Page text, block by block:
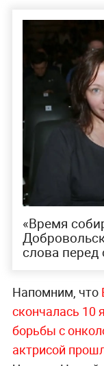
«Время
слова
Напомним, что
скончалась 10
борьбы с
актрисой